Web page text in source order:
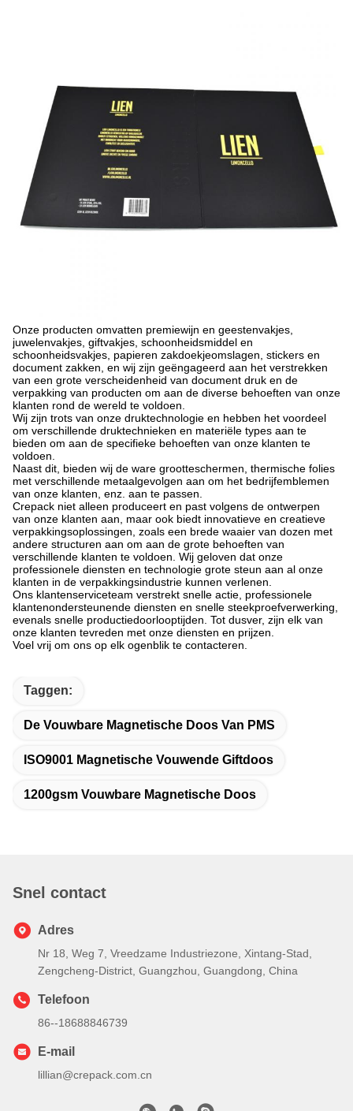
Onze producten omvatten premiewijn en geestenvakjes,
juwelenvakjes, giftvakjes, schoonheidsmiddel en
schoonheidsvakjes, papieren zakdoekjeomslagen, stickers en
document zakken, en wij zijn geëngageerd aan het verstrekken
van een grote verscheidenheid van document druk en de
verpakking van producten om aan de diverse behoeften van onze
klanten rond de wereld te voldoen.
Wij zijn trots van onze druktechnologie en hebben het voordeel
om verschillende druktechnieken en materiële types aan te
bieden om aan de specifieke behoeften van onze klanten te
voldoen.
Naast dit, bieden wij de ware grootteschermen, thermische folies
met verschillende metaalgevolgen aan om het bedrijfemblemen
van onze klanten, enz. aan te passen.
Crepack niet alleen produceert en past volgens de ontwerpen
van onze klanten aan, maar ook biedt innovatieve en creatieve
verpakkingsoplossingen, zoals een brede waaier van dozen met
andere structuren aan om aan de grote behoeften van
verschillende klanten te voldoen. Wij geloven dat onze
professionele diensten en technologie grote steun aan al onze
klanten in de verpakkingsindustrie kunnen verlenen.
Ons klantenserviceteam verstrekt snelle actie, professionele
klantenondersteunende diensten en snelle steekproefverwerking,
evenals snelle productiedoorlooptijden. Tot dusver, zijn elk van
onze klanten tevreden met onze diensten en prijzen.
Voel vrij om ons op elk ogenblik te contacteren.
Taggen:
De Vouwbare Magnetische Doos Van PMS
ISO9001 Magnetische Vouwende Giftdoos
1200gsm Vouwbare Magnetische Doos
Snel contact
Adres
Nr 18, Weg 7, Vreedzame Industriezone, Xintang-Stad,
Zengcheng-District, Guangzhou, Guangdong, China
Telefoon
86--18688846739
E-mail
lillian@crepack.com.cn